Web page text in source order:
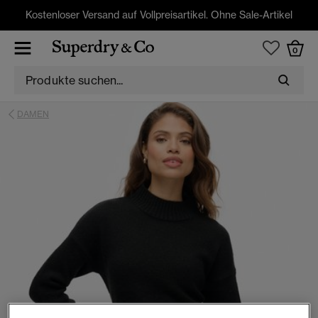
Kostenloser Versand auf Vollpreisartikel. Ohne Sale-Artikel
0
DAMEN